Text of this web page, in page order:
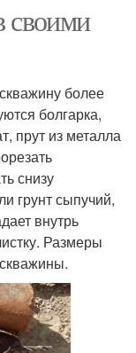
своими
более
болгарка,
прут из металла
снизу
грунт сыпучий,
внутрь
Размеры